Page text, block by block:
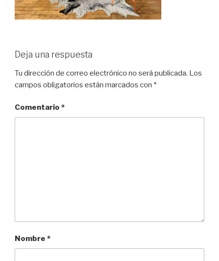
Deja una respuesta
Tu dirección de correo electrónico no será publicada. Los
campos obligatorios están marcados con *
Comentario *
Nombre *